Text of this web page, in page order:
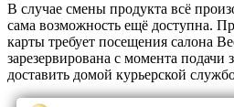
В случае смены продукта всё
сама возможность ещё доступна.
карты требует посещения салона
зарезервирована с момента подачи
доставить домой курьерской